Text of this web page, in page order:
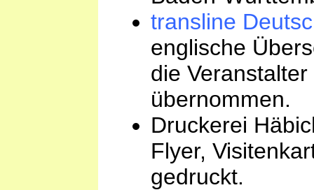
transline
englische
die
übernommen.
Druckerei
Flyer,
gedruckt.